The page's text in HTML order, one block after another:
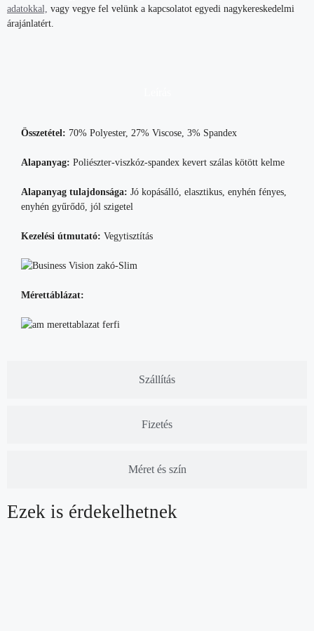
adatokkal, vagy vegye fel velünk a kapcsolatot egyedi nagykereskedelmi
árajánlatért.
Szállítás
Fizetés
Méret és szín
Összetétel: 70% Polyester, 27% Viscose, 3% Spandex
Alapanyag: Poliészter-viszkóz-spandex kevert szálas kötött kelme
Alapanyag tulajdonsága: Jó kopásálló, elasztikus, enyhén fényes,
enyhén gyűrődő, jól szigetel
Kezelési útmutató: Vegytisztítás
Mérettáblázat:
Ezek is érdekelhetnek